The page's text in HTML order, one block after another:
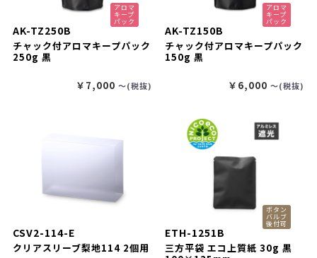
アロマ
キープ
パック
AK-TZ250B
チャック付アロマキープパック
250g 黒
￥7,000 〜(税抜)
アロマ
キープ
パック
AK-TZ150B
チャック付アロマキープパック
150g 黒
￥6,000 〜(税抜)
CSV2-114-E
クリアスリーブ梨地114 2個用
ボタン
バルブ
後付可
ETH-1251B
三方平袋 エコ上質紙 30g 黒